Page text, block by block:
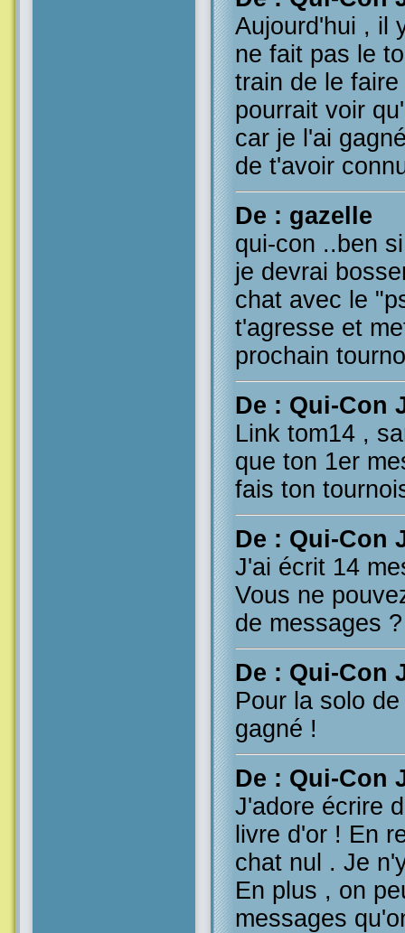
Aujourd'hui , il
ne fait pas le
train de le
pourrait voir
car je l'ai
de t'avoir
De : gazelle
qui-con ..ben
je devrai
chat avec le
t'agresse et
prochain
De : Qui-Con
Link tom14 ,
que ton 1er
fais ton
De : Qui-Con
J'ai écrit 14
Vous ne
de messages
De : Qui-Con
Pour la solo
gagné !
De : Qui-Con
J'adore écrire
livre d'or ! En
chat nul . Je
En plus , on
messages